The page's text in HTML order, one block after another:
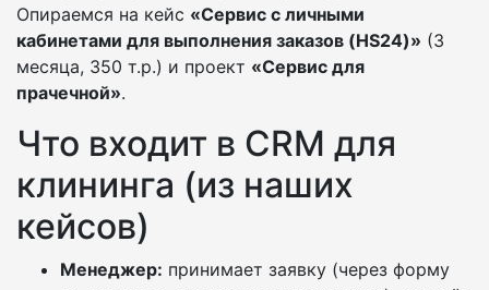
Опираемся на кейс «Сервис с личными
кабинетами для выполнения заказов (HS24)» (3
месяца, 350 т.р.) и проект «Сервис для
прачечной».
Что входит в CRM для
клининга (из наших
кейсов)
Менеджер: принимает заявку (через форму